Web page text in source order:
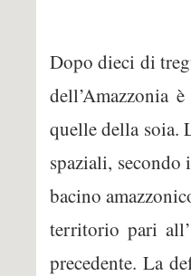
Dopo dieci di
dell’Amazzonia
quelle della soia.
spaziali,
bacino
territorio pari
precedente. La